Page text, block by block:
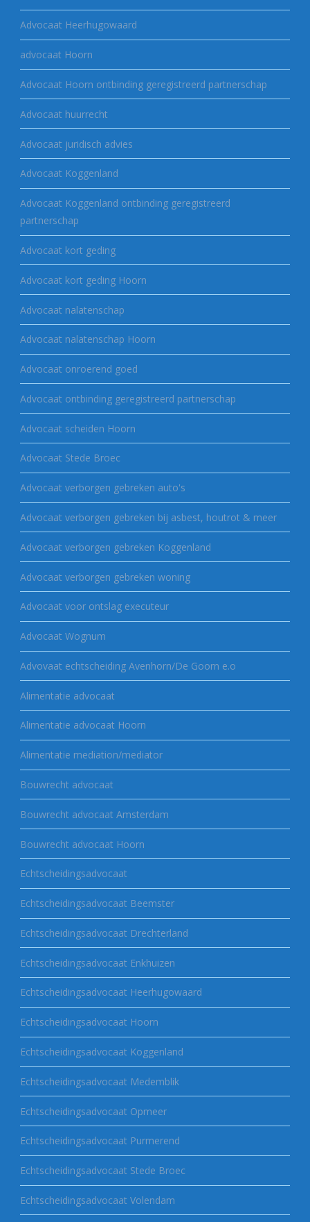
Advocaat Heerhugowaard
advocaat Hoorn
Advocaat Hoorn ontbinding geregistreerd partnerschap
Advocaat huurrecht
Advocaat juridisch advies
Advocaat Koggenland
Advocaat Koggenland ontbinding geregistreerd
partnerschap
Advocaat kort geding
Advocaat kort geding Hoorn
Advocaat nalatenschap
Advocaat nalatenschap Hoorn
Advocaat onroerend goed
Advocaat ontbinding geregistreerd partnerschap
Advocaat scheiden Hoorn
Advocaat Stede Broec
Advocaat verborgen gebreken auto's
Advocaat verborgen gebreken bij asbest, houtrot & meer
Advocaat verborgen gebreken Koggenland
Advocaat verborgen gebreken woning
Advocaat voor ontslag executeur
Advocaat Wognum
Advovaat echtscheiding Avenhorn/De Goorn e.o
Alimentatie advocaat
Alimentatie advocaat Hoorn
Alimentatie mediation/mediator
Bouwrecht advocaat
Bouwrecht advocaat Amsterdam
Bouwrecht advocaat Hoorn
Echtscheidingsadvocaat
Echtscheidingsadvocaat Beemster
Echtscheidingsadvocaat Drechterland
Echtscheidingsadvocaat Enkhuizen
Echtscheidingsadvocaat Heerhugowaard
Echtscheidingsadvocaat Hoorn
Echtscheidingsadvocaat Koggenland
Echtscheidingsadvocaat Medemblik
Echtscheidingsadvocaat Opmeer
Echtscheidingsadvocaat Purmerend
Echtscheidingsadvocaat Stede Broec
Echtscheidingsadvocaat Volendam